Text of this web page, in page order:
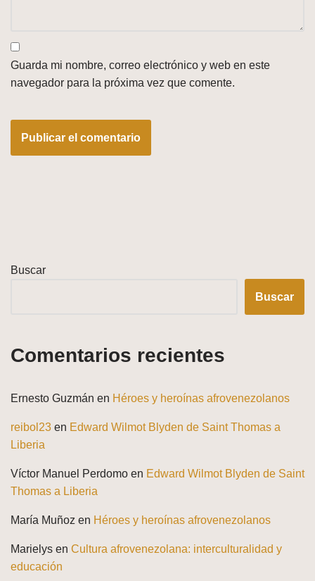
Guarda mi nombre, correo electrónico y web en este
navegador para la próxima vez que comente.
Buscar
Buscar
Comentarios recientes
Ernesto Guzmán en Héroes y heroínas afrovenezolanos
reibol23 en Edward Wilmot Blyden de Saint Thomas a
Liberia
Víctor Manuel Perdomo en Edward Wilmot Blyden de Saint
Thomas a Liberia
María Muñoz en Héroes y heroínas afrovenezolanos
Marielys en Cultura afrovenezolana: interculturalidad y
educación